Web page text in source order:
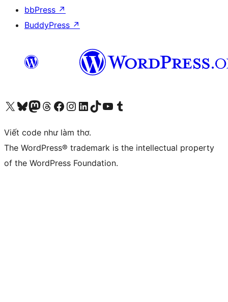
bbPress ↗
BuddyPress ↗
Truy cập tài khoản X (trước đây là Twitter) của chúng tôiVisit our Bluesky account
Visit our Mastodon account
Visit our Threads account
Xem trang Facebook của chúng tôiTruy cập tài khoản Instagram của chúng tôiTruy cập tài khoản LinkedIn của chúng tôiVisit our TikTok account
Truy cập kênh YouTube của chúng tôi Visit our Tumblr account
Viết code như làm thơ.
The WordPress® trademark is the intellectual property
of the WordPress Foundation.